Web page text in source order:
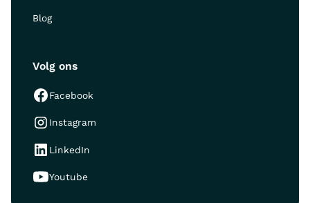
Blog
Volg ons
Facebook
Instagram
LinkedIn
Youtube